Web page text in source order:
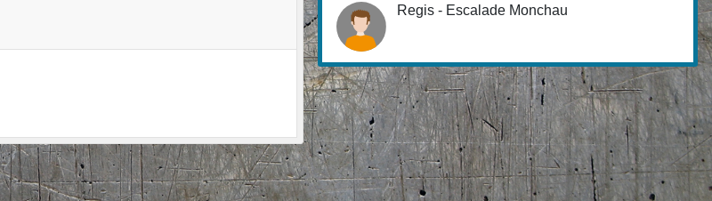
Regis - Escalade Monchau